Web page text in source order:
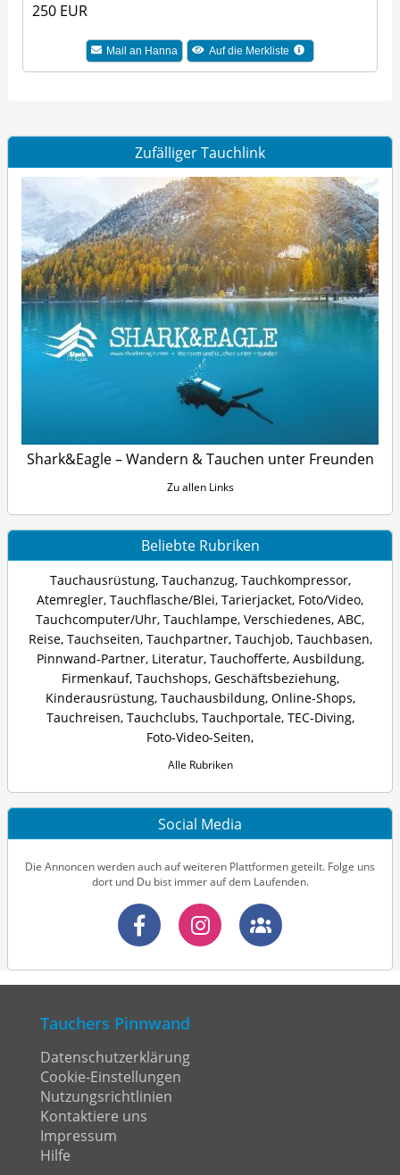
250 EUR
Mail an Hanna Auf die Merkliste
Zufälliger Tauchlink
Shark&Eagle – Wandern & Tauchen unter Freunden
Zu allen Links
Beliebte Rubriken
Tauchausrüstung, Tauchanzug, Tauchkompressor,
Atemregler, Tauchflasche/Blei, Tarierjacket, Foto/Video,
Tauchcomputer/Uhr, Tauchlampe, Verschiedenes, ABC,
Reise, Tauchseiten, Tauchpartner, Tauchjob, Tauchbasen,
Pinnwand-Partner, Literatur, Tauchofferte, Ausbildung,
Firmenkauf, Tauchshops, Geschäftsbeziehung,
Kinderausrüstung, Tauchausbildung, Online-Shops,
Tauchreisen, Tauchclubs, Tauchportale, TEC-Diving,
Foto-Video-Seiten,
Alle Rubriken
Social Media
Die Annoncen werden auch auf weiteren Plattformen geteilt. Folge uns
dort und Du bist immer auf dem Laufenden.
Tauchers Pinnwand
Datenschutzerklärung
Cookie-Einstellungen
Nutzungsrichtlinien
Kontaktiere uns
Impressum
Hilfe